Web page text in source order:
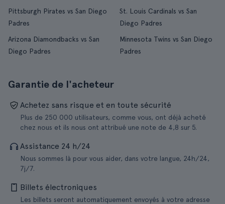
Pittsburgh Pirates vs San Diego
Padres
St. Louis Cardinals vs San
Diego Padres
Arizona Diamondbacks vs San
Diego Padres
Minnesota Twins vs San Diego
Padres
Garantie de l'acheteur
Achetez sans risque et en toute sécurité
Plus de 250 000 utilisateurs, comme vous, ont déjà acheté
chez nous et ils nous ont attribué une note de 4,8 sur 5.
Assistance 24 h/24
Nous sommes là pour vous aider, dans votre langue, 24h/24,
7j/7.
Billets électroniques
Les billets seront automatiquement envoyés à votre adresse